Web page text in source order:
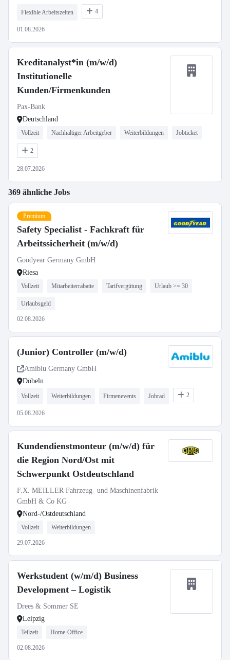
Flexible Arbeitszeiten 4
01.08.2026
Kreditanalyst*in (m/w/d)
Institutionelle
Kunden/Firmenkunden
Pax-Bank
Deutschland
Vollzeit Nachhaltiger Arbeitgeber Weiterbildungen Jobticket
2
28.07.2026
369 ähnliche Jobs
Premium
Safety Specialist - Fachkraft für
Arbeitssicherheit (m/w/d)
Goodyear Germany GmbH
Riesa
Vollzeit Mitarbeiterrabatte Tarifvergütung Urlaub >= 30
Urlaubsgeld
02.08.2026
(Junior) Controller (m/w/d)
Amiblu Germany GmbH
Döbeln
Vollzeit Weiterbildungen Firmenevents Jobrad 2
05.08.2026
Kundendienstmonteur (m/w/d) für
die Region Nord/Ost mit
Schwerpunkt Ostdeutschland
F.X. MEILLER Fahrzeug- und Maschinenfabrik
GmbH & Co KG
Nord-/Ostdeutschland
Vollzeit Weiterbildungen
29.07.2026
Werkstudent (w/m/d) Business
Development – Logistik
Drees & Sommer SE
Leipzig
Teilzeit Home-Office
02.08.2026